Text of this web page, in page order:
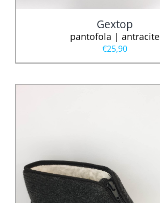
Gextop
pantofola | antracite
€25,90